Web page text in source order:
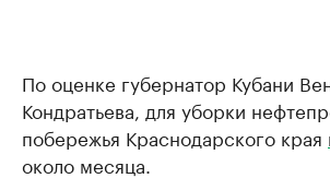
По оценке губернатор Кубани
Кондратьева, для уборки
побережья Краснодарского края
около месяца.